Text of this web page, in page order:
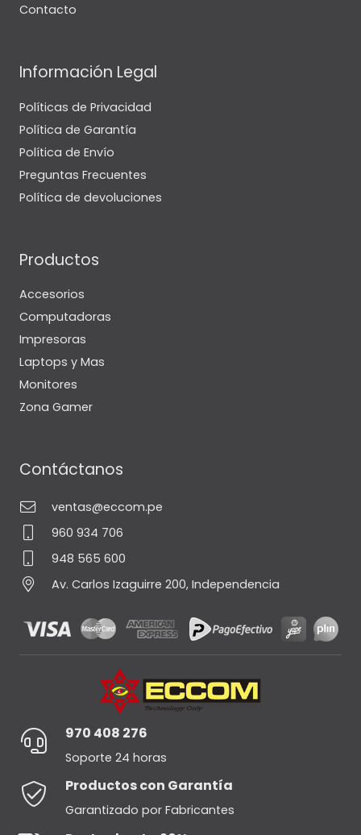
Contacto
Información Legal
Políticas de Privacidad
Política de Garantía
Política de Envío
Preguntas Frecuentes
Política de devoluciones
Productos
Accesorios
Computadoras
Impresoras
Laptops y Mas
Monitores
Zona Gamer
Contáctanos
ventas@eccom.pe
960 934 706
948 565 600
Av. Carlos Izaguirre 200, Independencia
970 408 276
Soporte 24 horas
Productos con Garantía
Garantizado por Fabricantes